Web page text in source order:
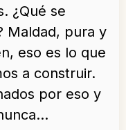
¿Qué se
Maldad, pura y
eso es lo que
a construir.
por eso y